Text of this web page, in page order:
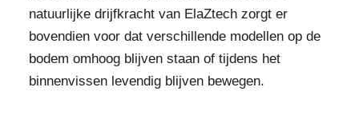
natuurlijke drijfkracht van ElaZtech zorgt er
bovendien voor dat verschillende modellen op de
bodem omhoog blijven staan of tijdens het
binnenvissen levendig blijven bewegen.